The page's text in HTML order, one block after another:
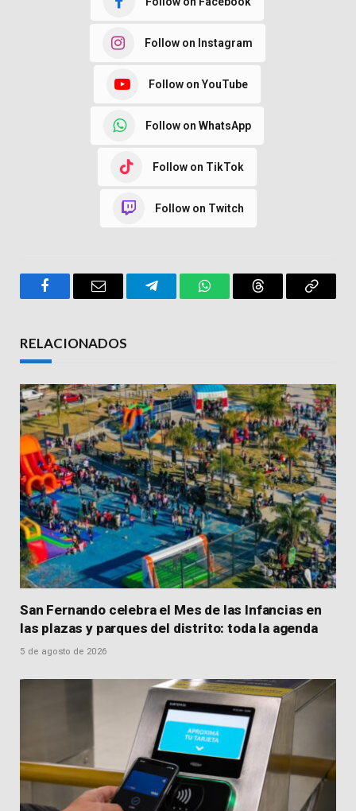
Follow on Instagram
Follow on YouTube
Follow on WhatsApp
Follow on TikTok
Follow on Twitch
FacebookEmail TelegramWhatsAppThreads Copy
RELACIONADOS
San Fernando celebra el Mes de las Infancias en
las plazas y parques del distrito: toda la agenda
5 de agosto de 2026